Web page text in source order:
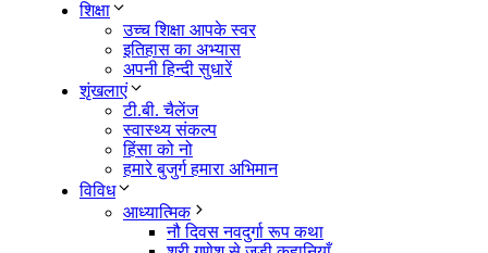
शिक्षा
उच्च शिक्षा आपके स्वर
इतिहास का अभ्यास
अपनी हिन्दी सुधारें
शृंखलाएं
टी.बी. चैलेंज
स्वास्थ्य संकल्प
हिंसा को नो
हमारे बुजुर्ग हमारा अभिमान
विविध
आध्यात्मिक
नौ दिवस नवदुर्गा रूप कथा